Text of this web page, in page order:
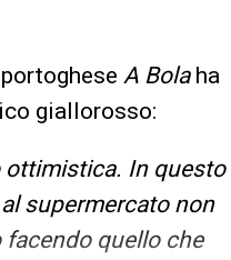
A Bolaha
giallorosso:
ottimistica. In questo
supermercato non
quello che